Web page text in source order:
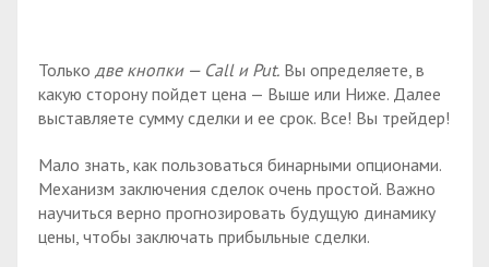
Только две кнопки — Call и Put. Вы определяете, в
какую сторону пойдет цена — Выше или Ниже. Далее
выставляете сумму сделки и ее срок. Все! Вы трейдер!
Мало знать, как пользоваться бинарными опционами.
Механизм заключения сделок очень простой. Важно
научиться верно прогнозировать будущую динамику
цены, чтобы заключать прибыльные сделки.